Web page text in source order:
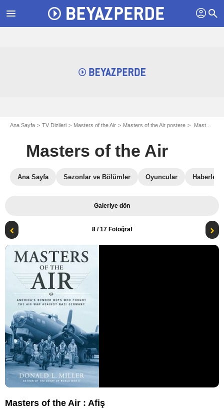
menu profil search
Ana Sayfa TV Dizileri Masters of the Air Masters of the Air postere Masters of the Air postere
Masters of the Air
Ana Sayfa Sezonlar ve Bölümler Oyuncular Haberler
Galeriye dön
8/ 17 Fotoğraf
Masters of the Air : Afiş